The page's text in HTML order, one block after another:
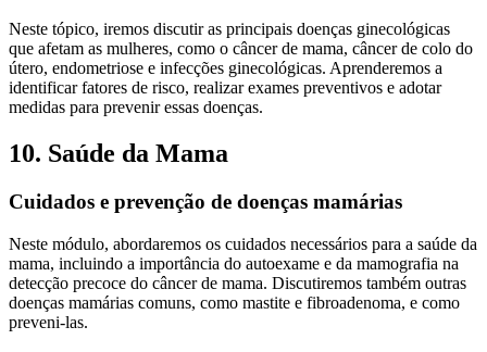
Neste tópico, iremos discutir as principais doenças ginecológicas
que afetam as mulheres, como o câncer de mama, câncer de colo do
útero, endometriose e infecções ginecológicas. Aprenderemos a
identificar fatores de risco, realizar exames preventivos e adotar
medidas para prevenir essas doenças.
10. Saúde da Mama
Cuidados e prevenção de doenças mamárias
Neste módulo, abordaremos os cuidados necessários para a saúde da
mama, incluindo a importância do autoexame e da mamografia na
detecção precoce do câncer de mama. Discutiremos também outras
doenças mamárias comuns, como mastite e fibroadenoma, e como
preveni-las.